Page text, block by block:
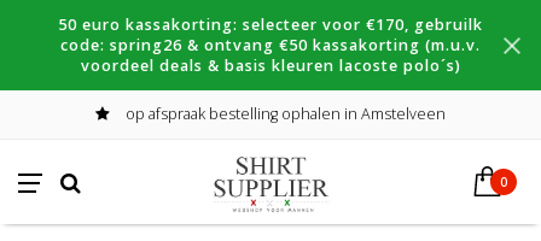
50 euro kassakorting: selecteer voor €170, gebruilk
code: spring26 & ontvang €50 kassakorting (m.u.v.
voordeel deals & basis kleuren lacoste polo´s)
op afspraak bestelling ophalen in Amstelveen
0